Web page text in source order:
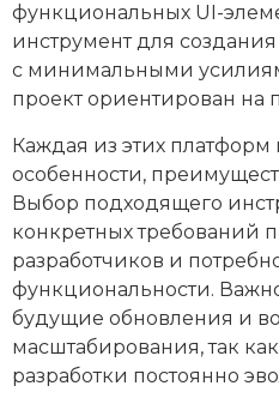
функциональных UI-
инструмент для
с минимальными
проект ориентирован на
Каждая из этих платформ
особенности,
Выбор подходящего
конкретных требований
разработчиков и
функциональности.
будущие обновления и
масштабирования, так
разработки постоянно